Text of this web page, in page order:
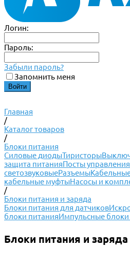
Логин:
Пароль:
Забыли пароль?
Запомнить меня
Главная
/
Каталог товаров
/
Блоки питания
Силовые диодыТиристоры
защита питанияПосты управления
светозвуковыеРазъемы
кабельные муфтыНасосы и
/
Блоки питания и заряда
Блоки питания для датчиков
блоки питанияИмпульсные блоки
Блоки питания и заряда